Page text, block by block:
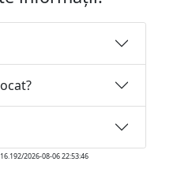
2026-08-06 22:53:46